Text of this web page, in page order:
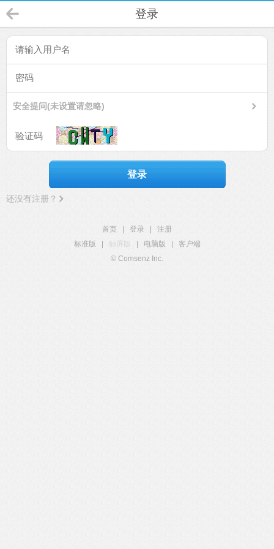
登录
安全提问(未设置请忽略)
登录
还没有注册？
首页 登录
注册
标准版
触屏版 电脑版
客户端
© Comsenz Inc.